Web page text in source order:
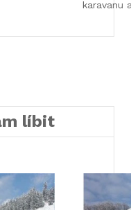
karavanu
líbit